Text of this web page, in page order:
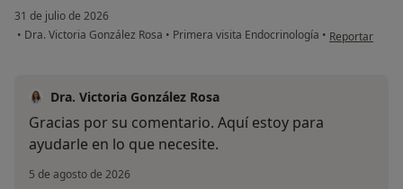
31 de julio de 2026
• Dra. Victoria González Rosa • Primera visita Endocrinología • en opinión
Reportar
Dra. Victoria González Rosa
Gracias por su comentario. Aquí estoy para
ayudarle en lo que necesite.
5 de agosto de 2026